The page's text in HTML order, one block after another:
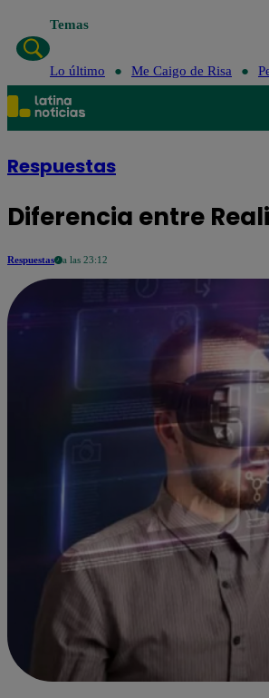
Temas
Lo último Me Caigo de Risa
Respuestas
Diferencia entre
Respuestas a las 23:12